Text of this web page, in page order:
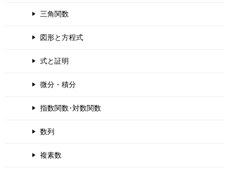
三角関数
図形と方程式
式と証明
微分・積分
指数関数･対数関数
数列
複素数